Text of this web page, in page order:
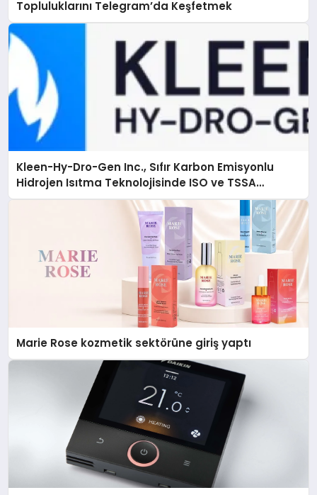
Topluluklarını Telegram’da Keşfetmek
Kleen-Hy-Dro-Gen Inc., Sıfır Karbon Emisyonlu
Hidrojen Isıtma Teknolojisinde ISO ve TSSA
Düzenleyici Onaylarını Aldı
Marie Rose kozmetik sektörüne giriş yaptı